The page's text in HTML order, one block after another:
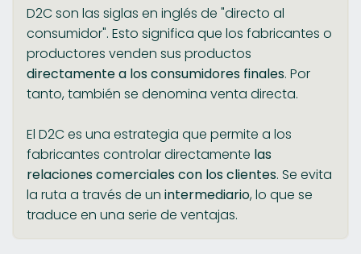
D2C son las siglas en inglés de "directo al
consumidor". Esto significa que los fabricantes o
productores venden sus productos
directamente a los consumidores finales. Por
tanto, también se denomina venta directa.
El D2C es una estrategia que permite a los
fabricantes controlar directamente las
relaciones comerciales con los clientes. Se evita
la ruta a través de un intermediario, lo que se
traduce en una serie de ventajas.